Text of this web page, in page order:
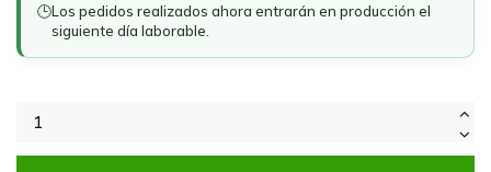
🕒Los pedidos realizados ahora entrarán en producción el
siguiente día laborable.